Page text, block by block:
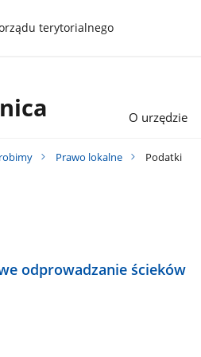
terytorialnego
O urzędzie
Prawo lokalne Podatki
odprowadzanie ścieków